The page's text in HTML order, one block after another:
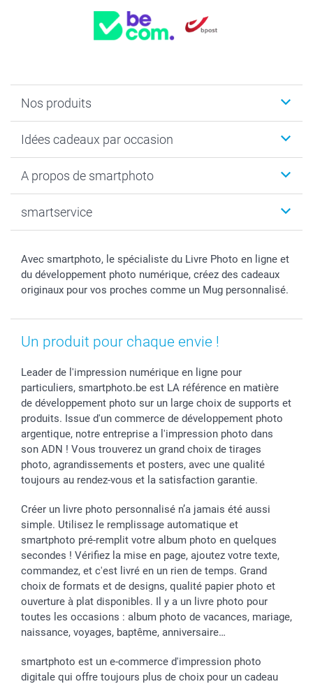
Nos produits
Cadeaux photo
Tirage photo & agrandissement
MyNameBook
Stickers & Etiquettes
Cadres photo, accessoires déco & bonbons
Calendrier photos & Agendas photo
Idées cadeaux par occasion
Anniversaire
Fin d'études
Naissance & baptême
Fête des Pères
Toussaint
Saint-Valentin
A propos de smartphoto
Durabilité
Conditions
Droit de rétraction
Plaintes
Gestion des cookies
Investisseurs
Droit de rétractation
smartservice
smartgarantie
smartbonus
smartfriends
Grandes Quantités
Avec smartphoto, le spécialiste du Livre Photo en ligne et
du développement photo numérique, créez des cadeaux
originaux pour vos proches comme un Mug personnalisé.
Un produit pour chaque envie !
Leader de l'impression numérique en ligne pour
particuliers, smartphoto.be est LA référence en matière
de développement photo sur un large choix de supports et
produits. Issue d'un commerce de développement photo
argentique, notre entreprise a l'impression photo dans
son ADN ! Vous trouverez un grand choix de tirages
photo, agrandissements et posters, avec une qualité
toujours au rendez-vous et la satisfaction garantie.
Créer un livre photo personnalisé n’a jamais été aussi
simple. Utilisez le remplissage automatique et
smartphoto pré-remplit votre album photo en quelques
secondes ! Vérifiez la mise en page, ajoutez votre texte,
commandez, et c'est livré en un rien de temps. Grand
choix de formats et de designs, qualité papier photo et
ouverture à plat disponibles. Il y a un livre photo pour
toutes les occasions : album photo de vacances, mariage,
naissance, voyages, baptême, anniversaire…
smartphoto est un e-commerce d'impression photo
digitale qui offre toujours plus de choix pour un cadeau